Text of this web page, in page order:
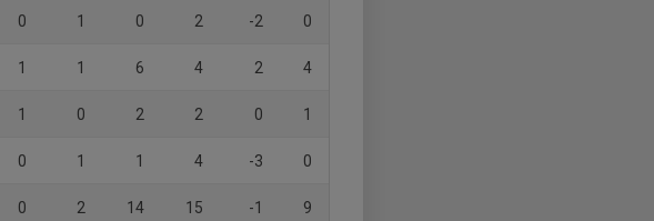
0 1 0 2 -2 0
1 1 6 4 2 4
1 0 2 2 0 1
0 1 1 4 -3 0
0 2 14 15 -1 9